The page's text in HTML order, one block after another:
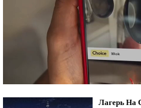
Лагерь На